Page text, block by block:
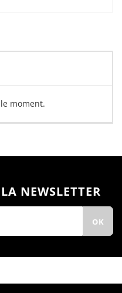
moment.
NEWSLETTER